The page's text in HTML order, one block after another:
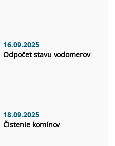
16.09.2025
Odpočet stavu vodomerov
18.09.2025
Čistenie komínov
...